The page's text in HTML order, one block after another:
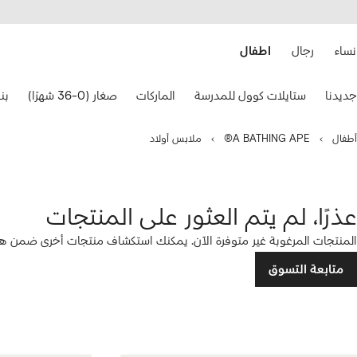
للمحتوى
نساء رجال اطفال
جديدنا ستايلات كوول للمدرسة الماركات صغار (0-36 شهرًا)
أطفال A BATHING APE® ملابس أولاد
عذرًا، لم يتم العثور على المنتجات
المنتجات المرغوبة غير متوفرة الآن. يمكنك استكشاف منتجات أخرى ضمن
متابعة التسوق